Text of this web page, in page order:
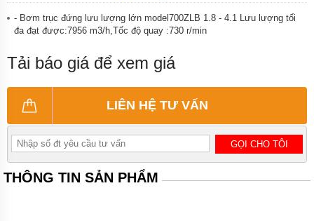
và
48v
hoá
chất
Kiểu
dáng
bơm
hóa
chất
Tên
thường
- Bơm trục đứng lưu lượng lớn model700ZLB 1.8 - 4.1 Lưu lượng tối
đa đạt được:7956 m3/h,Tốc độ quay :730 r/min
Tải báo giá để xem giá
LIÊN HỆ TƯ VẤN
GỌI CHO TÔI
THÔNG TIN SẢN PHẨM